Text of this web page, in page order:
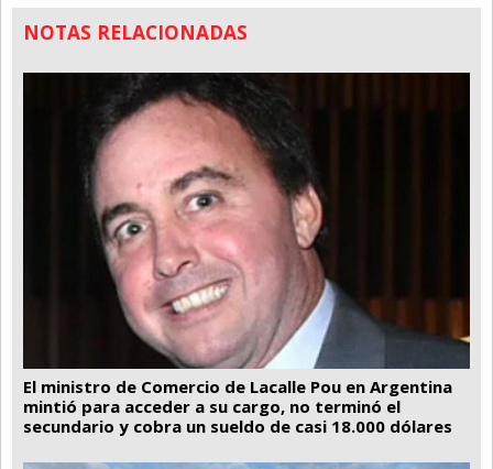
NOTAS RELACIONADAS
El ministro de Comercio de Lacalle Pou en Argentina
mintió para acceder a su cargo, no terminó el
secundario y cobra un sueldo de casi 18.000 dólares